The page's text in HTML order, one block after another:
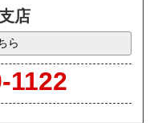
店
ら
1122